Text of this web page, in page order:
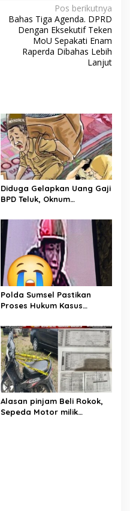
Pos berikutnya
Bahas Tiga Agenda. DPRD
Dengan Eksekutif Teken
MoU Sepakati Enam
Raperda Dibahas Lebih
Lanjut
Diduga Gelapkan Uang Gaji
BPD Teluk, Oknum
Ke Polisi
Polda Sumsel Pastikan
Proses Hukum Kasus
Berjalan hingga
Persidangan
Alasan pinjam Beli Rokok,
Sepeda Motor milik